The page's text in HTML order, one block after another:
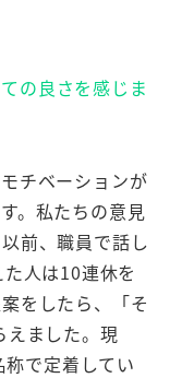
の良さを感じま
チベーションが
。私たちの意見
前、職員で話し
人は10連休を
をしたら、「そ
えました。現
で定着してい